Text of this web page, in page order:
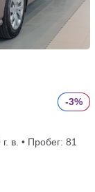
-3%
в. • Пробег: 81